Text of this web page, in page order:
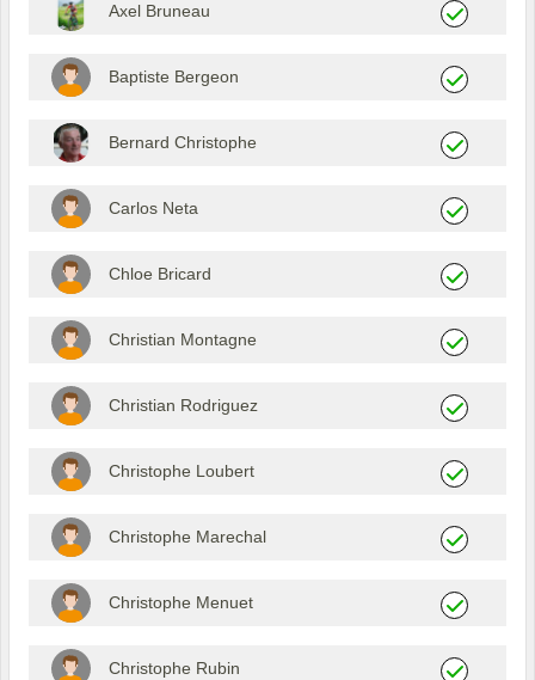
Axel Bruneau
Baptiste Bergeon
Bernard Christophe
Carlos Neta
Chloe Bricard
Christian Montagne
Christian Rodriguez
Christophe Loubert
Christophe Marechal
Christophe Menuet
Christophe Rubin